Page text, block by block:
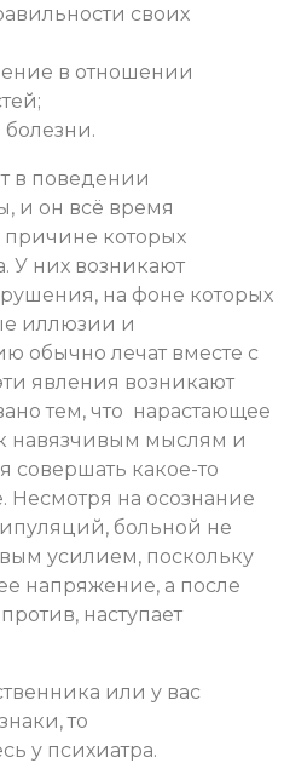
своих
в отношении
в поведении
и он всё время
причине которых
У них возникают
на фоне которых
иллюзии и
обычно лечат вместе с
явления возникают
тем, что нарастающее
навязчивым мыслям и
какое-то
Несмотря на осознание
больной не
усилием, поскольку
напряжение, а после
наступает
или у вас
то
у психиатра.